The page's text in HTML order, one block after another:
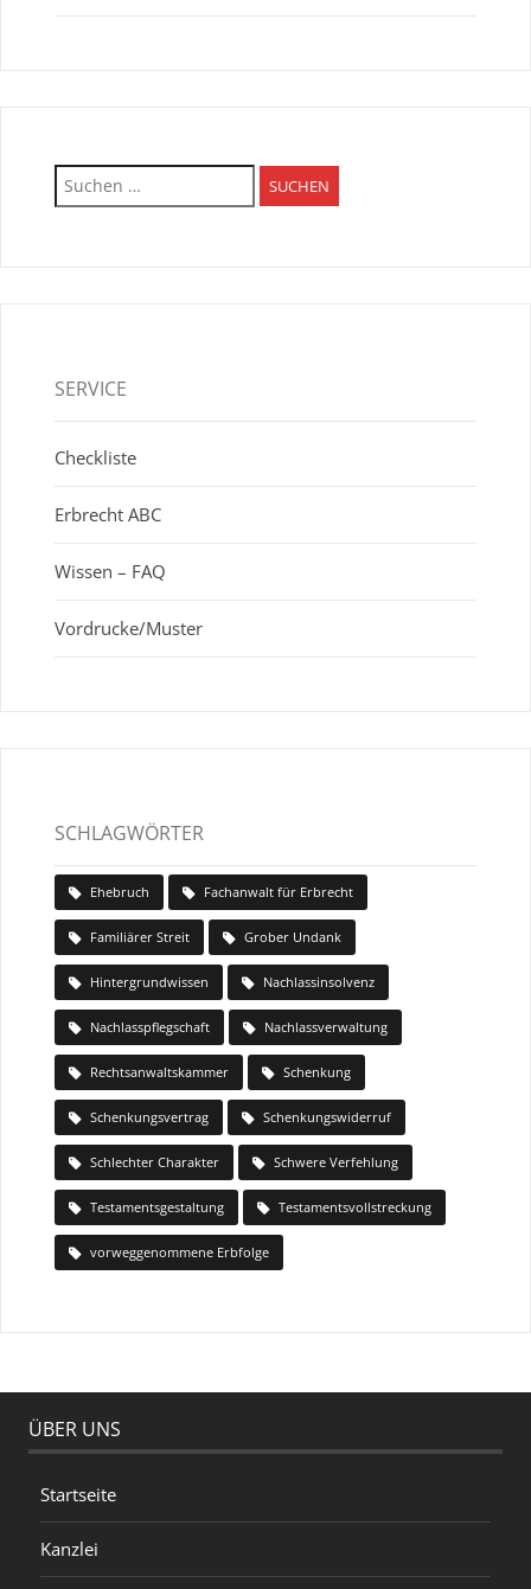
Suchen
nach:
SERVICE
Checkliste
Erbrecht ABC
Wissen – FAQ
Vordrucke/Muster
SCHLAGWÖRTER
Ehebruch Fachanwalt für Erbrecht
Familiärer Streit Grober Undank
Hintergrundwissen Nachlassinsolvenz
Nachlasspflegschaft Nachlassverwaltung
Rechtsanwaltskammer Schenkung
Schenkungsvertrag Schenkungswiderruf
Schlechter Charakter Schwere Verfehlung
Testamentsgestaltung Testamentsvollstreckung
vorweggenommene Erbfolge
ÜBER UNS
Startseite
Kanzlei